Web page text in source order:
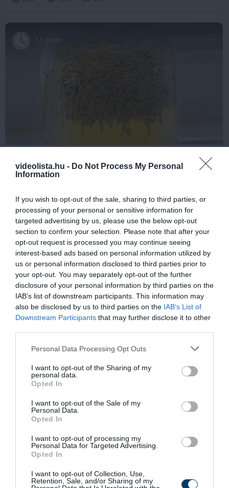
videolista.hu - Do Not Process My Personal
Information
If you wish to opt-out of the sale, sharing to third parties, or
processing of your personal or sensitive information for
targeted advertising by us, please use the below opt-out
section to confirm your selection. Please note that after your
opt-out request is processed you may continue seeing
interest-based ads based on personal information utilized by
us or personal information disclosed to third parties prior to
your opt-out. You may separately opt-out of the further
disclosure of your personal information by third parties on the
IAB’s list of downstream participants. This information may
also be disclosed by us to third parties on the IAB’s List of
Downstream Participants that may further disclose it to other
Please note that this website/app uses one or more Google
not limited to your visit or usage behaviour. You may click to
grant or deny consent to Google and its third-party tags to
use your data for below specified purposes in below Google
consent section.
Personal Data Processing Opt Outs
I want to opt-out of the Sharing of my
personal data.
Opted In
I want to opt-out of the Sale of my
Personal Data.
Opted In
I want to opt-out of processing my
Personal Data for Targeted Advertising.
Opted In
I want to opt-out of Collection, Use,
Retention, Sale, and/or Sharing of my
One Teaspoon And All The Worms In The Body
Die Instantly
442 143 105
4 h 23 min
5 Hidden Signs You Have Worms Inside Your
Body
156 155